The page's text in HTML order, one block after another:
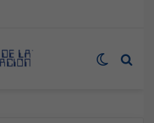
Switch